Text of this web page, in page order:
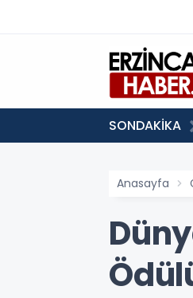
SONDAKİKA
Anasayfa